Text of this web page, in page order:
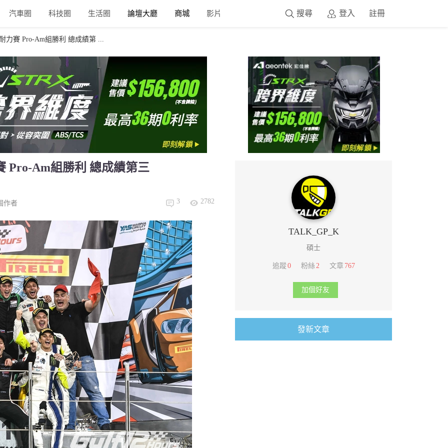
汽車圈 科技圈 生活圈 論壇大廳 商城 影片 登入 註冊
搜尋
力賽 Pro-Am組勝利 總成績第 ...
Pro-Am組勝利 總成績第三
作者 3 2782
TALK_GP_K
碩士
追蹤0 粉絲 2 文章 767
加個好友
發新文章